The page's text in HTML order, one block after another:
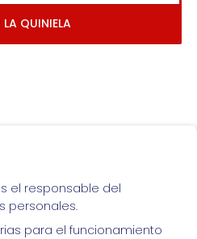
QUINIELA
hacerlo, ¡mucha
es el responsable del
personales.
para el funcionamiento